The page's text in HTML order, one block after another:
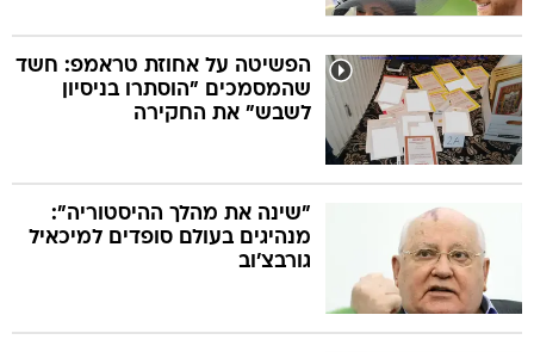
הפשיטה על אחוזת טראמפ: חשד
שהמסמכים "הוסתרו בניסיון
לשבש" את החקירה
"שינה את מהלך ההיסטוריה":
מנהיגים בעולם סופדים למיכאיל
גורבצ'וב